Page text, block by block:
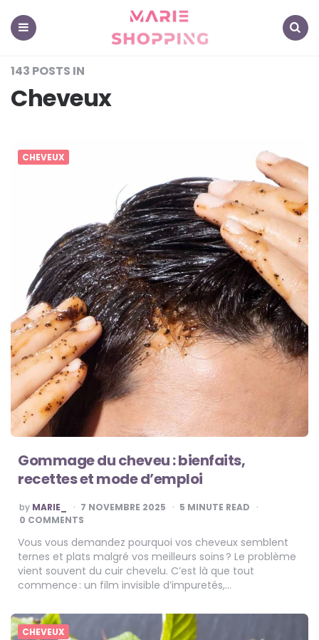
astuces
pour
vous
143 POSTS IN
Cheveux
CHEVEUX
Gommage du cheveu : bienfaits,
recettes et mode d’emploi
POSTED
BY
by MARIE_ 7 NOVEMBRE 2025 5 MINUTE READ
0 COMMENTS
Vous vous demandez pourquoi vos cheveux semblent
ternes et plats malgré vos meilleurs soins ? Le problème
vient souvent du cuir chevelu. C’est là que tout
commence : un film invisible d’impuretés,…
CHEVEUX